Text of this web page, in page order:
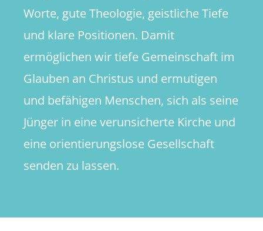
Worte, gute Theologie, geistliche Tiefe
und klare Positionen. Damit
ermöglichen wir tiefe Gemeinschaft im
Glauben an Christus und ermutigen
und befähigen Menschen, sich als seine
Jünger in eine verunsicherte Kirche und
eine orientierungslose Gesellschaft
senden zu lassen.